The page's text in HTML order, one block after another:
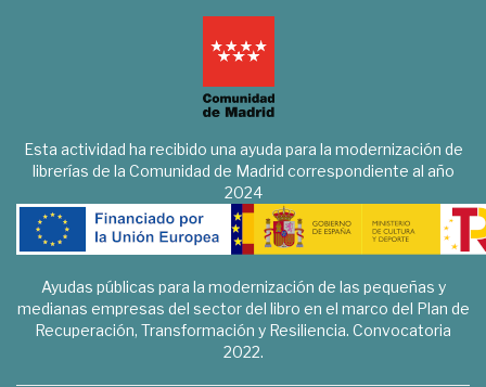
Esta actividad ha recibido una ayuda para la modernización de
librerías de la Comunidad de Madrid correspondiente al año
2024
Ayudas públicas para la modernización de las pequeñas y
medianas empresas del sector del libro en el marco del Plan de
Recuperación, Transformación y Resiliencia. Convocatoria
2022.